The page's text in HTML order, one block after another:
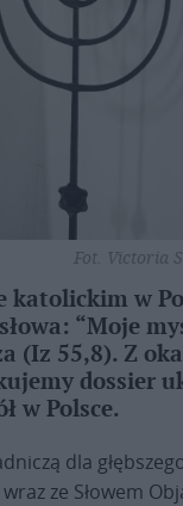
Fot. Victoria
katolickim w
“Moje
(Iz 55,8). Z
dossier
w Polsce.
dla
ze Słowem